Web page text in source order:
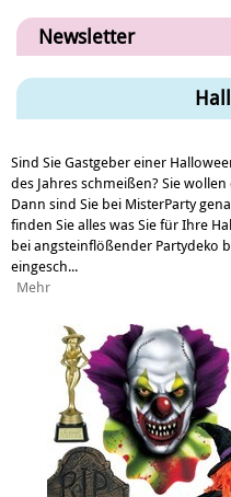
Newsletter
Sind Sie Gastgeber einer
des Jahres schmeißen? Sie
Dann sind Sie bei MisterParty
finden Sie alles was Sie für Ihre
bei angsteinflößender Partydeko
eingesch...
Mehr